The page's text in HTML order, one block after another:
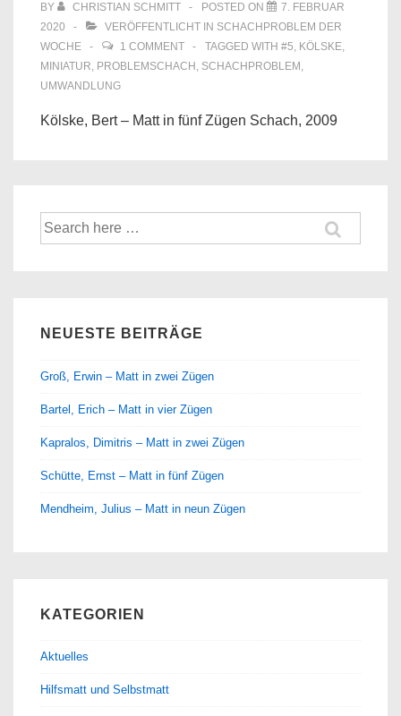
BY CHRISTIAN SCHMITT POSTED ON
7. FEBRUAR
2020
VERÖFFENTLICHT IN SCHACHPROBLEM DER
WOCHE
1 COMMENT TAGGED WITH #5, KÖLSKE,
MINIATUR, PROBLEMSCHACH , SCHACHPROBLEM ,
UMWANDLUNG
Kölske, Bert – Matt in fünf Zügen Schach, 2009
Suche
nach:
NEUESTE BEITRÄGE
Groß, Erwin – Matt in zwei Zügen
Bartel, Erich – Matt in vier Zügen
Kapralos, Dimitris – Matt in zwei Zügen
Schütte, Ernst – Matt in fünf Zügen
Mendheim, Julius – Matt in neun Zügen
KATEGORIEN
Aktuelles
Hilfsmatt und Selbstmatt